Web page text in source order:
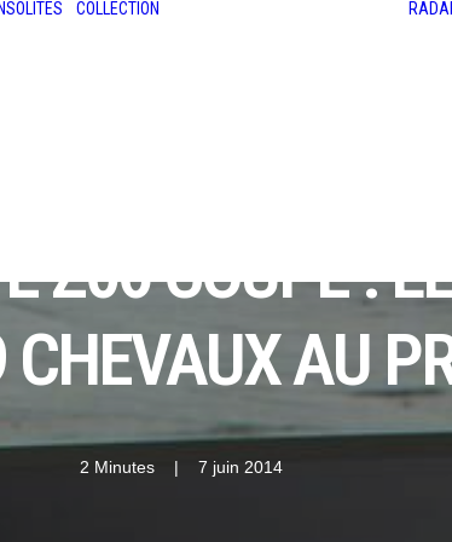
INSOLITES COLLECTION
Z06 COUPÉ :
CHEVAUX AU
2 Minutes | 7 juin 2014